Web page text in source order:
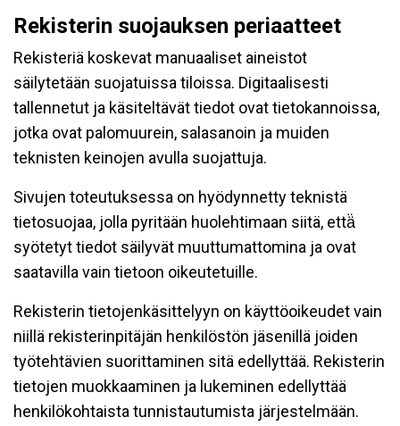
Rekisterin suojauksen periaatteet
Rekisteriä koskevat manuaaliset aineistot
säilytetään suojatuissa tiloissa. Digitaalisesti
tallennetut ja käsiteltävät tiedot ovat tietokannoissa,
jotka ovat palomuurein, salasanoin ja muiden
teknisten keinojen avulla suojattuja.
Sivujen toteutuksessa on hyödynnetty teknistä
tietosuojaa, jolla pyritään huolehtimaan siitä, että̈
syötetyt tiedot säilyvät muuttumattomina ja ovat
saatavilla vain tietoon oikeutetuille.
Rekisterin tietojenkäsittelyyn on käyttöoikeudet vain
niillä rekisterinpitäjän henkilöstön jäsenillä joiden
työtehtävien suorittaminen sitä edellyttää. Rekisterin
tietojen muokkaaminen ja lukeminen edellyttää
henkilökohtaista tunnistautumista järjestelmään.